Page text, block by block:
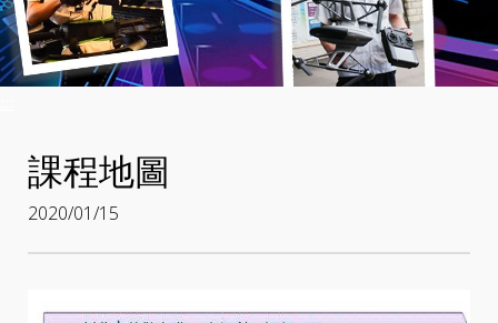
課程地圖
2020/01/15